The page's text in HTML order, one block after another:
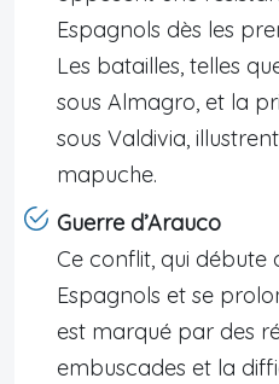
Espagnols dès les
Les batailles, telles
sous Almagro, et la
sous Valdivia,
mapuche.
Guerre d’Arauco
Ce conflit, qui débute
Espagnols et se
est marqué par des
embuscades et la